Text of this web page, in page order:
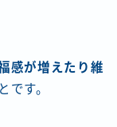
感が増えたり維
です。